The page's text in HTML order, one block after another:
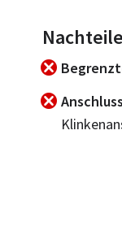
Nachteile